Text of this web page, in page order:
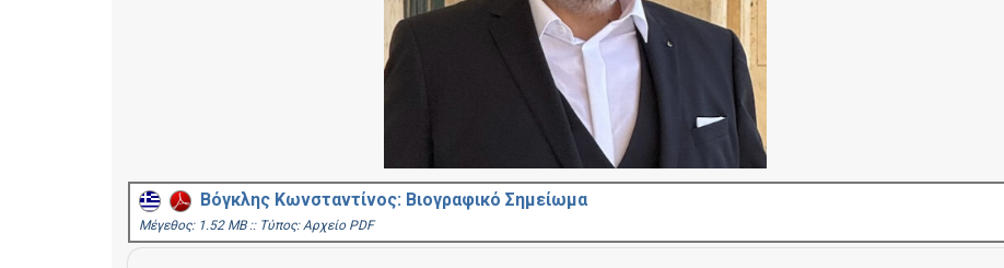
Βόγκλης Κωνσταντίνος: Βιογραφικό Σημείωμα
Mέγεθος: 1.52 MB :: Τύπος: Αρχείο PDF